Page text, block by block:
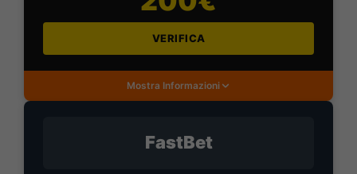
VERIFICA
Mostra Informazioni
FastBet